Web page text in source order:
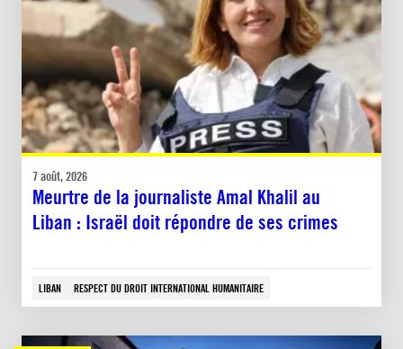
7 août, 2026
Meurtre de la journaliste Amal Khalil au
Liban : Israël doit répondre de ses crimes
LIBAN RESPECT DU DROIT INTERNATIONAL HUMANITAIRE